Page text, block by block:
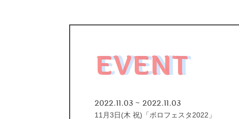
EVENT
2022.11.03 ~ 2022.11.03
11月3日(木 祝)「ボロフェスタ2022」